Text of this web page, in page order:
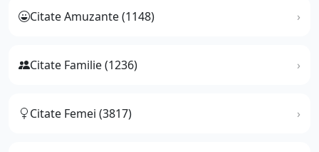
Citate Amuzante (1148)
Citate Familie (1236)
Citate Femei (3817)